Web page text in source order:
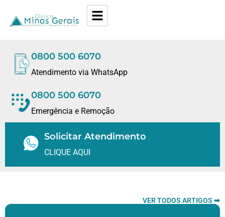
0800 500 6070
Atendimento via WhatsApp
0800 500 6070
Emergência e Remoção
Solicitar Atendimento
CLIQUE AQUI
VER TODOS ARTIGOS ➡